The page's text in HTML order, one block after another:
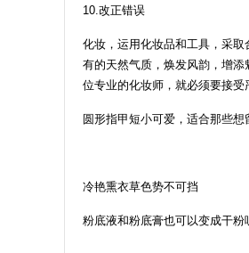
10.改正错误
化妆，运用化妆品和工具，采
有的天然气质，焕发风韵，增
位专业的化妆师，就必须要接受
圆形指甲短小可爱，适合那些
冷艳熏衣草色势不可挡
粉底液和粉底膏也可以变成干粉